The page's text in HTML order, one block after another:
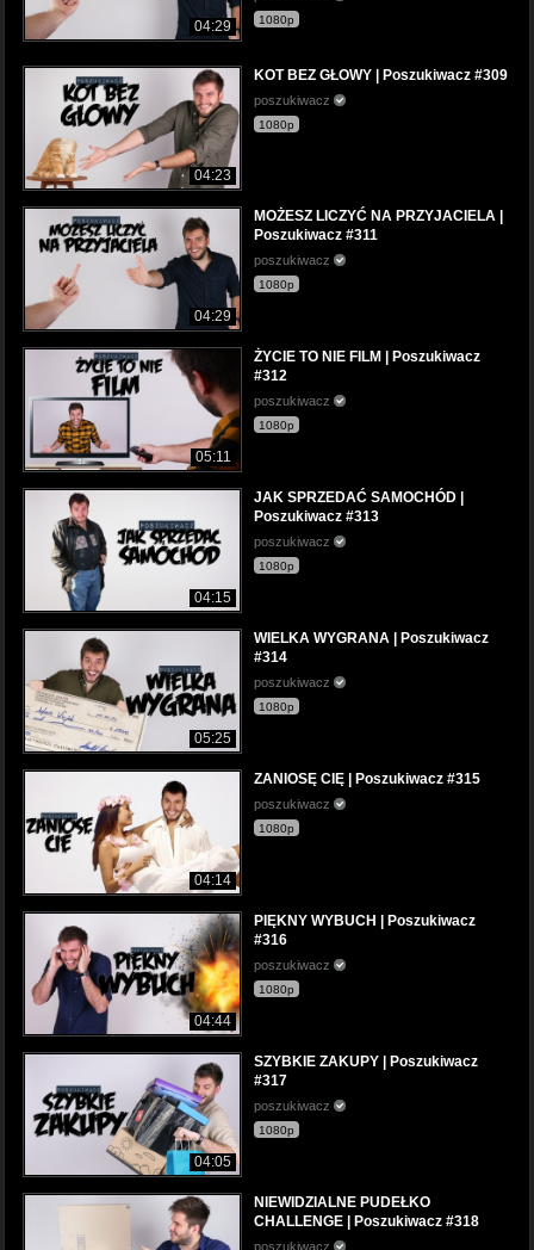
04:29 1080p
04:23
KOT BEZ GŁOWY | Poszukiwacz #309
poszukiwacz
1080p
04:29
MOŻESZ LICZYĆ NA PRZYJACIELA |
Poszukiwacz #311
poszukiwacz
1080p
05:11
ŻYCIE TO NIE FILM | Poszukiwacz
#312
poszukiwacz
1080p
04:15
JAK SPRZEDAĆ SAMOCHÓD |
Poszukiwacz #313
poszukiwacz
1080p
05:25
WIELKA WYGRANA | Poszukiwacz
#314
poszukiwacz
1080p
04:14
ZANIOSĘ CIĘ | Poszukiwacz #315
poszukiwacz
1080p
04:44
PIĘKNY WYBUCH | Poszukiwacz
#316
poszukiwacz
1080p
04:05
SZYBKIE ZAKUPY | Poszukiwacz
#317
poszukiwacz
1080p
NIEWIDZIALNE PUDEŁKO
CHALLENGE | Poszukiwacz #318
poszukiwacz